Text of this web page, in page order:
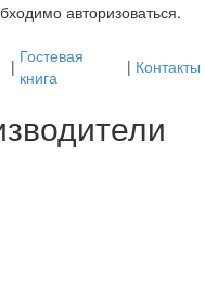
авторизоваться.
| Гостевая
книга
| Контакты